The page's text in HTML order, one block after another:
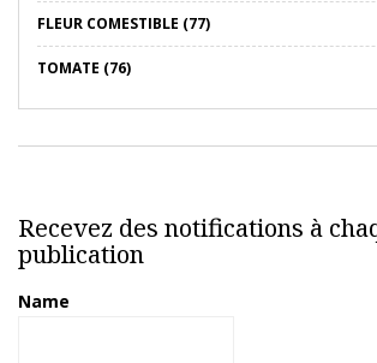
FLEUR COMESTIBLE (77)
TOMATE (76)
Recevez des notifications à
publication
Name